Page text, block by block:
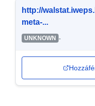
http://
meta-...
UNKNOWN -